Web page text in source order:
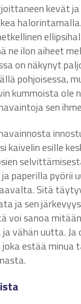
kevät
ne ilon aiheet
on näkynyt
pohjoisessa,
kummoista ole
sen
kaivelin esille
paperilla pyörii
Sitä
ja sen
voi sanoa
vähän uutta. Ja
estää minua